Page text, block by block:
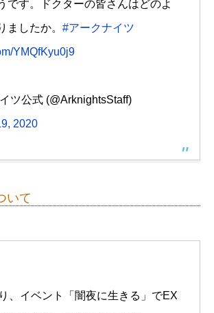
です。ドクターの皆さんはどのよ
ましたか。 #アークナイツ
YMQfKyu0j9
ツ公式 (@ArknightsStaff)
2020
いて
、イベント「闇夜に生きる」でEX